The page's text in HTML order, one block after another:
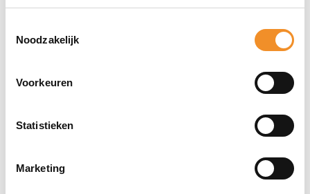
Noodzakelijk
Voorkeuren
Statistieken
Marketing
Compact en stijlvol ontwerp in zwart
Ondersteunt zowel bedraad als draadloos opladen